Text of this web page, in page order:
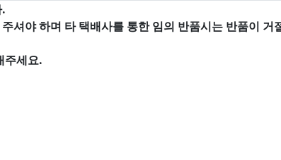
셔야 하며 타 택배사를 통한 임의 반품시는 반품이 거
주세요.